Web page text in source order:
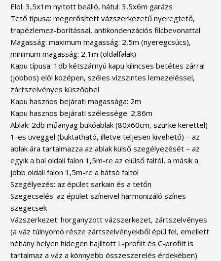
Elöl: 3,5x1m nyitott beálló, hátul: 3,5x6m garázs
Tető típusa: megerősített vázszerkezetű nyeregtető,
trapézlemez-borítással, antikondenzációs filcbevonattal
Magasság: maximum magasság: 2,5m (nyeregcsúcs),
minimum magasság: 2,1m (oldalfalak)
Kapu típusa: 1db kétszárnyú kapu kilincses betétes zárral
(jobbos) elöl középen, széles vízszintes lemezeléssel,
zártszelvényes küszöbbel
Kapu hasznos bejárati magassága: 2m
Kapu hasznos bejárati szélessége: 2,86m
Ablak: 2db műanyag bukóablak (80x60cm, szürke kerettel)
1-es üveggel (buktatható, illetve teljesen kivehető) – az
ablak ára tartalmazza az ablak külső szegélyezését – az
egyik a bal oldali falon 1,5m-re az elülső faltól, a másik a
jobb oldali falon 1,5m-re a hátsó faltól
Szegélyezés: az épület sarkain és a tetőn
Szegecselés: az épület színeivel harmonizáló színes
szegecsek
Vázszerkezet: horganyzott vázszerkezet, zártszelvényes
(a váz túlnyomó része zártszelvényekből épül fel, emellett
néhány helyen hidegen hajlított L-profilt és C-profilt is
tartalmaz a váz a könnyebb összeszerelés érdekében)